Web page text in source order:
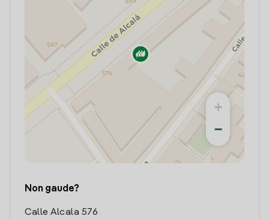
+
−
Non gaude?
Calle Alcala 576